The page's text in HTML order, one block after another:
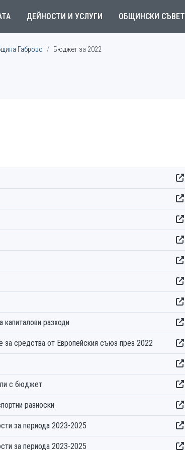
ДЕЙНОСТИ И УСЛУГИ ОБЩИНСКИ СЪВЕТ
Габрово Бюджет за 2022
разходи
за средства от Европейския съюз през 2022
с бюджет
разноски
за периода 2023-2025
за периода 2023-2025